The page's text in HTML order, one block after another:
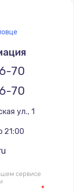
70
70
ул., 1
21:00
сервисе